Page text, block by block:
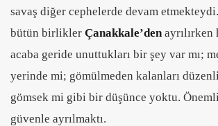
savaş diğer cephelerde devam
bütün birlikler Çanakkale’denayrılırken
acaba geride unuttukları bir şey var mı;
yerinde mi; gömülmeden kalanları
gömsek mi gibi bir düşünce yoktu.
güvenle ayrılmaktı.